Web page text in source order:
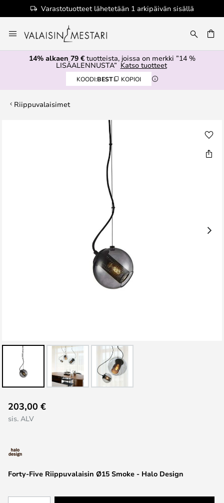
Varastotuotteet lähetetään 1 arkipäivän sisällä
to
Content
14% alkaen 79 €tuotteista, joissa on merkki ”14 %
LISÄALENNUSTA” Katso tuotteet
KOODI:BEST KOPIOI
Riippuvalaisimet
to
the
images
Forty-Five Riippuvalaisin Ø15 Smoke - Halo Design
203,00 €
sis. ALV